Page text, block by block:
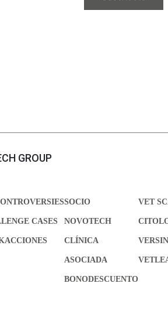
GROUP
CASES
SOCIO
NOVOTECH
CLÍNICA
ASOCIADA
BONODESCUENTO
VET